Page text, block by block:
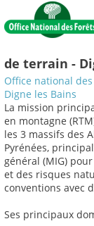
de terrain -
Office national
Digne les Bains
La mission
en montagne
les 3 massifs des
Pyrénées,
général (MIG)
et des risques
conventions avec
Ses principaux